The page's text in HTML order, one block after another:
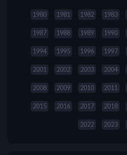
1980 1981 1982 1983
1987 1988 1989 1990
1994 1995 1996 1997
2001 2002 2003 2004
2008 2009 2010 2011
2015 2016 2017 2018
2022 2023